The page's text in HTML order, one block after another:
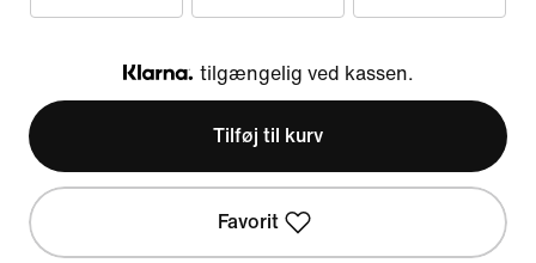
Klarna
tilgængelig ved kassen.
Tilføj til kurv
Favorit